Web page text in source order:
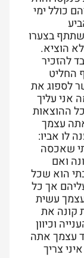
כולל ימי
בצערו
הוציא.
להזכיר
החליט
לספוג את
אני עליך
ההוצאות
עצמך
לו אביו:
שאכסה
ואם
הוא שכל
אך כל
עשית
קונה את
וכיוון
עצמך אתה
צריך